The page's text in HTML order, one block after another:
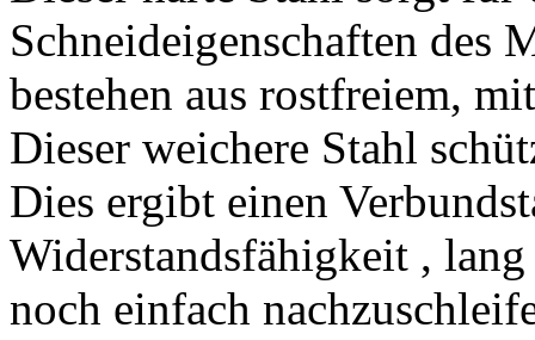
Schneideigenschaften des
bestehen aus rostfreiem,
Dieser weichere Stahl
Dies ergibt einen
Widerstandsfähigkeit ,
noch einfach